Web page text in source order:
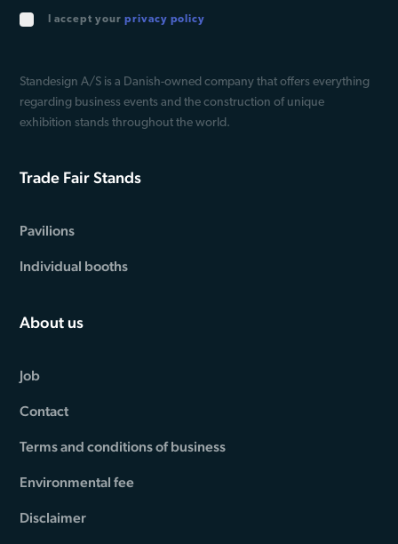
I accept your privacy policy
Standesign A/S is a Danish-owned company that offers everything
regarding business events and the construction of unique
exhibition stands throughout the world.
Trade Fair Stands
Pavilions
Individual booths
About us
Job
Contact
Terms and conditions of business
Environmental fee
Disclaimer